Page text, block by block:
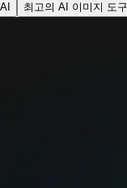
최고의 AI 이미지 도구